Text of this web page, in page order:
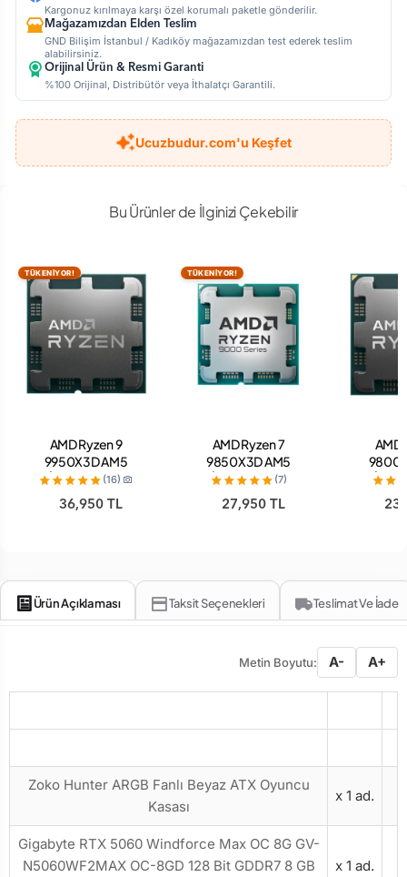
Kargonuz kırılmaya karşı özel korumalı paketle gönderilir.
Mağazamızdan Elden Teslim
GND Bilişim İstanbul / Kadıköy mağazamızdan test ederek teslim
alabilirsiniz.
Orijinal Ürün & Resmi Garanti
%100 Orijinal, Distribütör veya İthalatçı Garantili.
Ucuzbudur.com'u Keşfet
Bu Ürünler de İlginizi Çekebilir
TÜKENİYOR!
AMD Ryzen 9
9950X3D AM5
İşlemci - Tray
(16)
36,950 TL
TÜKENİYOR!
AMD Ryzen 7
9850X3D AM5
İşlemci - Tray
(7)
27,950 TL
AMD
Ürün Açıklaması Taksit Seçenekleri Teslimat Ve İade
Metin Boyutu: A- A+
Zoko Hunter ARGB Fanlı Beyaz ATX Oyuncu
Kasası
x 1 ad.
Gigabyte RTX 5060 Windforce Max OC 8G GV-
N5060WF2MAX OC-8GD 128 Bit GDDR7 8 GB
x 1 ad.